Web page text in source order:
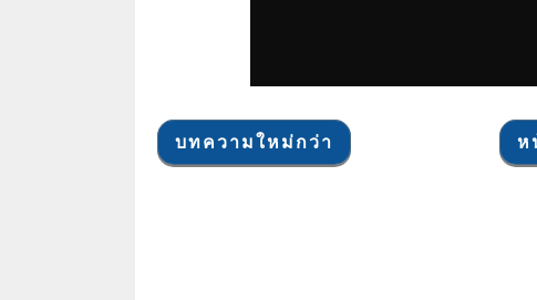
บทความใหม่กว่า ห